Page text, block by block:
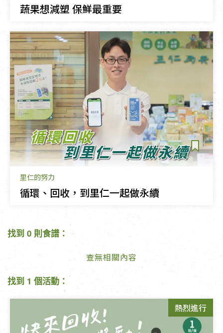
蔬果想減塑 保鮮最重要
里仁的努力
循環、回收，到里仁一起做永續
找到 0 則食譜：
查無相關內容
找到 1 個活動：
熱烈進行